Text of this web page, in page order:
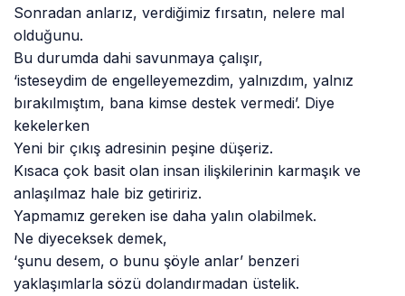
Sonradan anlarız, verdiğimiz fırsatın, nelere mal
olduğunu.
Bu durumda dahi savunmaya çalışır,
‘isteseydim de engelleyemezdim, yalnızdım, yalnız
bırakılmıştım, bana kimse destek vermedi’. Diye
kekelerken
Yeni bir çıkış adresinin peşine düşeriz.
Kısaca çok basit olan insan ilişkilerinin karmaşık ve
anlaşılmaz hale biz getiririz.
Yapmamız gereken ise daha yalın olabilmek.
Ne diyeceksek demek,
‘şunu desem, o bunu şöyle anlar’ benzeri
yaklaşımlarla sözü dolandırmadan üstelik.